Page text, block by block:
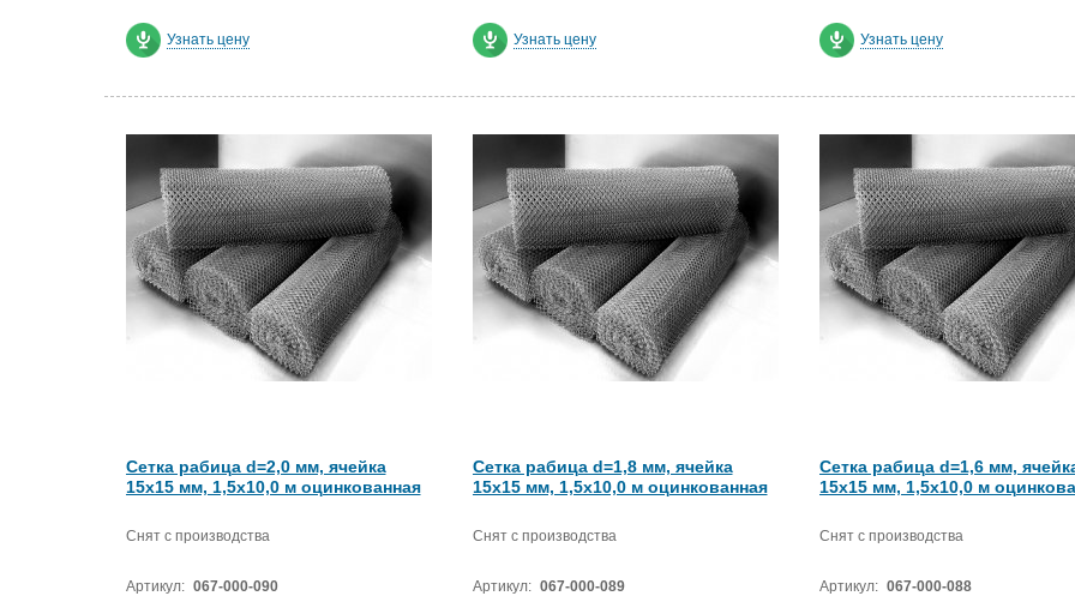
Узнать цену Узнать цену Узнать цену
Сетка рабица d=2,0 мм, ячейка
15x15 мм, 1,5х10,0 м оцинкованная
Снят с производства
Артикул: 067-000-090
Сетка рабица d=1,8 мм, ячейка
15x15 мм, 1,5х10,0 м оцинкованная
Снят с производства
Артикул: 067-000-089
Сетка рабица d=1,6 мм,
15x15 мм, 1,5х10,0 м
Снят с производства
Артикул: 067-000-088